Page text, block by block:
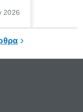
2026